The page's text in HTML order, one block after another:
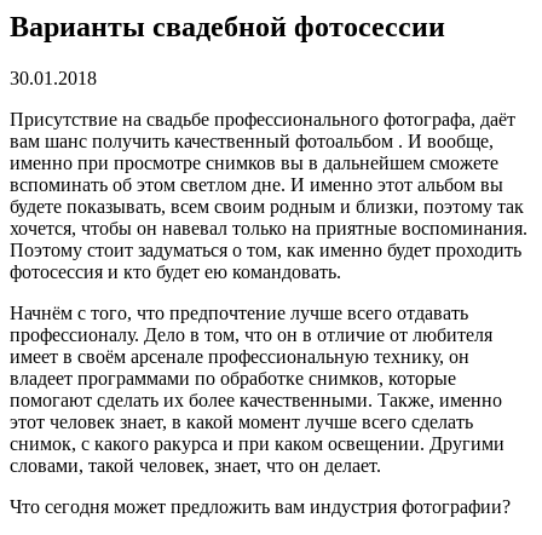
Варианты свадебной фотосессии
30.01.2018
Присутствие на свадьбе профессионального фотографа, даёт
вам шанс получить качественный фотоальбом . И вообще,
именно при просмотре снимков вы в дальнейшем сможете
вспоминать об этом светлом дне. И именно этот альбом вы
будете показывать, всем своим родным и близки, поэтому так
хочется, чтобы он навевал только на приятные воспоминания.
Поэтому стоит задуматься о том, как именно будет проходить
фотосессия и кто будет ею командовать.
Начнём с того, что предпочтение лучше всего отдавать
профессионалу. Дело в том, что он в отличие от любителя
имеет в своём арсенале профессиональную технику, он
владеет программами по обработке снимков, которые
помогают сделать их более качественными. Также, именно
этот человек знает, в какой момент лучше всего сделать
снимок, с какого ракурса и при каком освещении. Другими
словами, такой человек, знает, что он делает.
Что сегодня может предложить вам индустрия фотографии?